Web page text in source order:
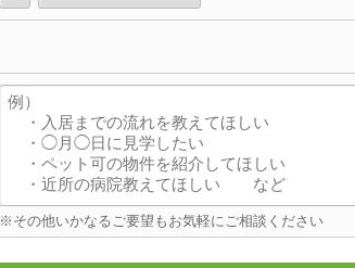
※その他いかなるご要望もお気軽にご相談ください